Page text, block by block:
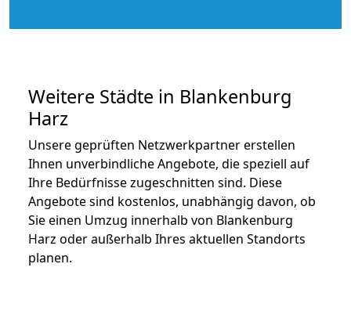
Weitere Städte in Blankenburg
Harz
Unsere geprüften Netzwerkpartner erstellen
Ihnen unverbindliche Angebote, die speziell auf
Ihre Bedürfnisse zugeschnitten sind. Diese
Angebote sind kostenlos, unabhängig davon, ob
Sie einen Umzug innerhalb von Blankenburg
Harz oder außerhalb Ihres aktuellen Standorts
planen.